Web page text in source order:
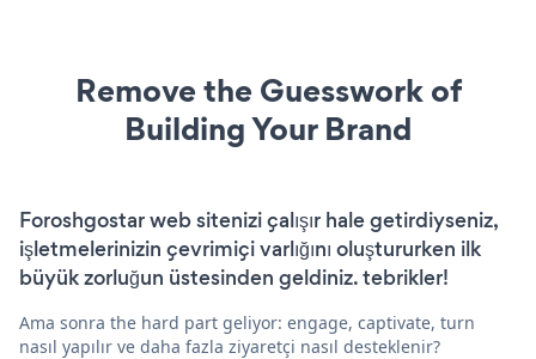
Remove the Guesswork of
Building Your Brand
Foroshgostar web sitenizi çalışır hale getirdiyseniz,
işletmelerinizin çevrimiçi varlığını oluştururken ilk
büyük zorluğun üstesinden geldiniz. tebrikler!
Ama sonra the hard part geliyor: engage, captivate, turn
nasıl yapılır ve daha fazla ziyaretçi nasıl desteklenir?